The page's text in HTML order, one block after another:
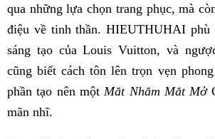
qua những lựa chọn trang phục, mà
điệu về tinh thần. HIEUTHUHAI
sáng tạo của Louis Vuitton, và
cũng biết cách tôn lên trọn vẹn
phần tạo nên một Mắt Nhắm Mắt Mở
mãn nhĩ.